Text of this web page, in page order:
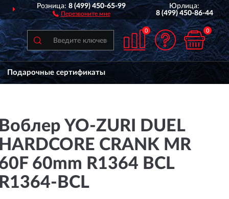
ДОСТАВИМ ПО ВСЕЙ РОССИИ
Розница:8 (499) 450-65-99
Перезвоните мне
Юрлица:
8 (499) 450-86-44
0 0
Подарочные сертификаты
YO-ZURI DUEL
CRANK MR
60mm R1364 BCL
BCL